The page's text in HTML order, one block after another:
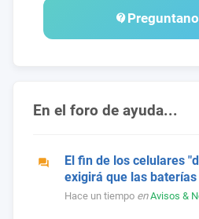
En el foro de ayuda...
El fin de los celulares
exigirá que las
Hace un tiempo enAvisos &